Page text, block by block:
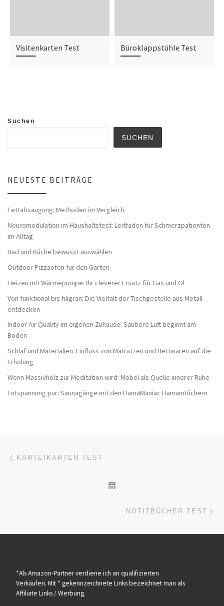
Visitenkarten Test Büroklappstühle Test
Suchen
SUCHEN
NEUESTE BEITRÄGE
Fettabsaugung: Methoden im Vergleich
Neuromodulation im Haushaltstest: Leitfaden für Schmerzpatienten
im Alltag
Bad und Küche bewusst auswählen
Outdoor Pizzaöfen für den Garten
Heizen mit Wärmepumpe: Ihr cleverer Ersatz für Gas und Öl
Von funktional bis filigran: Die Vielfalt der Tischgestelle aus Metall
entdecken
Indoor Air Quality im eigenen Zuhause: Saubere Luft beginnt am
Boden
Schlaf und Materialien: Einfluss von Matratzen und Bettwaren auf die
Erholung
Wenn Massivholz zur Meditation wird: Möbel als Quelle innerer Ruhe
Entspannung pur: Saunagänge mit den HamaManiac Hamamtüchern
Beitragsnavigation
KARTEIKARTEN TEST
NOTIZBÜCHER TEST
*Als Amazon-Partner verdiene ich an qualifizierten
Verkäufen. Mit * gekennzeichnete Links bezeichnet man als
Affiliate Links / Werbung.